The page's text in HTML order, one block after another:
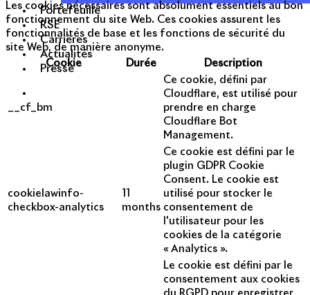
Portefeuille
RSE
Carrières
Actualités
Presse
Les cookies nécessaires sont absolument essentiels au bon
fonctionnement du site Web. Ces cookies assurent les
fonctionnalités de base et les fonctions de sécurité du
site Web, de manière anonyme.
Cookie
Durée Description
__cf_bm
Ce cookie, défini par
Cloudflare, est utilisé pour
prendre en charge
Cloudflare Bot
Management.
cookielawinfo-
checkbox-analytics
months
Ce cookie est défini par le
plugin GDPR Cookie
Consent. Le cookie est
utilisé pour stocker le
consentement de
l'utilisateur pour les
cookies de la catégorie
« Analytics ».
Le cookie est défini par le
consentement aux cookies